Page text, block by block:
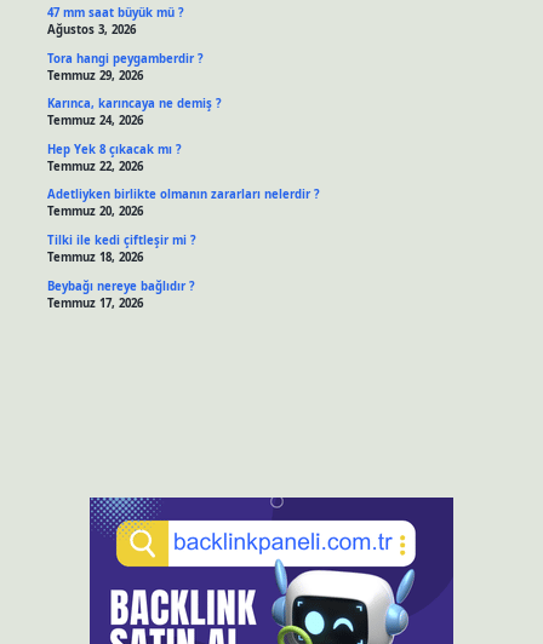
47 mm saat büyük mü ?
Ağustos 3, 2026
Tora hangi peygamberdir ?
Temmuz 29, 2026
Karınca, karıncaya ne demiş ?
Temmuz 24, 2026
Hep Yek 8 çıkacak mı ?
Temmuz 22, 2026
Adetliyken birlikte olmanın zararları nelerdir ?
Temmuz 20, 2026
Tilki ile kedi çiftleşir mi ?
Temmuz 18, 2026
Beybağı nereye bağlıdır ?
Temmuz 17, 2026